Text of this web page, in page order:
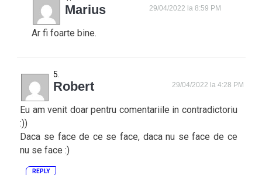
Marius 29/04/2022 la 8:59 PM
Ar fi foarte bine.
Robert 29/04/2022 la 4:28 PM
Eu am venit doar pentru comentariile in contradictoriu
:))
Daca se face de ce se face, daca nu se face de ce
nu se face :)
REPLY